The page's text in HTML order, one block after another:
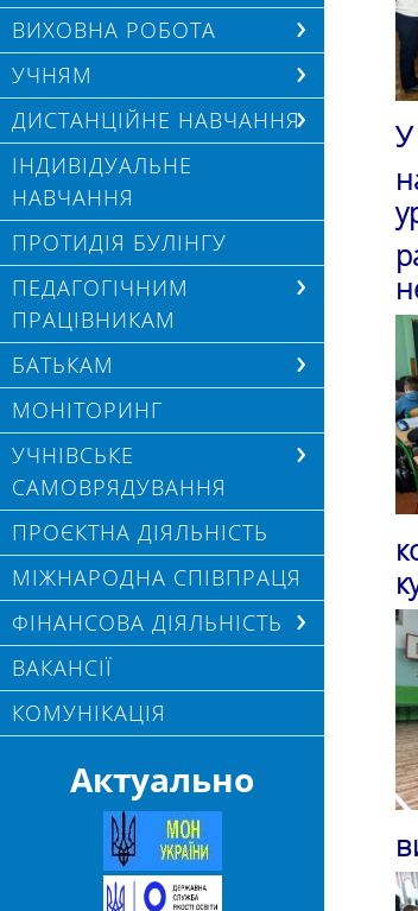
ВИХОВНА РОБОТА
УЧНЯМ
ДИСТАНЦІЙНЕ НАВЧАННЯ
ІНДИВІДУАЛЬНЕ
НАВЧАННЯ
ПРОТИДІЯ БУЛІНГУ
ПЕДАГОГІЧНИМ
ПРАЦІВНИКАМ
БАТЬКАМ
МОНІТОРИНГ
УЧНІВСЬКЕ
САМОВРЯДУВАННЯ
ПРОЄКТНА ДІЯЛЬНІСТЬ
МІЖНАРОДНА СПІВПРАЦЯ
ФІНАНСОВА ДІЯЛЬНІСТЬ
ВАКАНСІЇ
КОМУНІКАЦІЯ
Актуально
У